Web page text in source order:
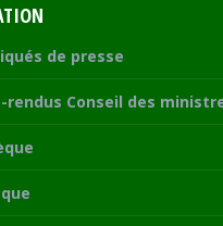
de presse
rendus Conseil des